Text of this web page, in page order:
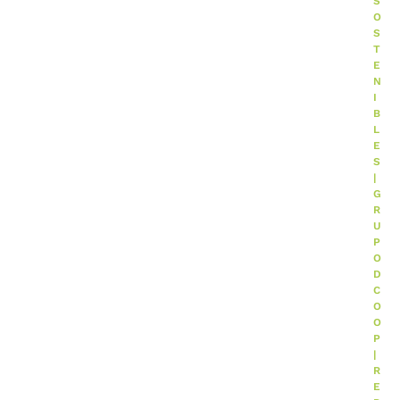
O
S
T
E
N
I
B
L
E
S
|
G
R
U
P
O
D
C
O
O
P
|
R
E